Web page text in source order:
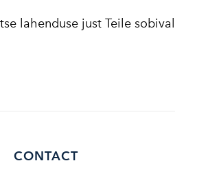
lahenduse just Teile sobival
CONTACT